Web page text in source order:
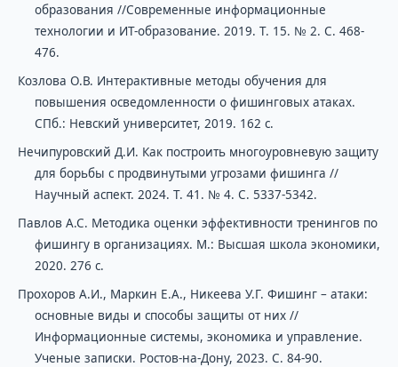
образования //Современные информационные
технологии и ИТ-образование. 2019. Т. 15. № 2. С. 468-
476.
Козлова О.В. Интерактивные методы обучения для
повышения осведомленности о фишинговых атаках.
СПб.: Невский университет, 2019. 162 с.
Нечипуровский Д.И. Как построить многоуровневую защиту
для борьбы с продвинутыми угрозами фишинга //
Научный аспект. 2024. Т. 41. № 4. С. 5337-5342.
Павлов А.С. Методика оценки эффективности тренингов по
фишингу в организациях. М.: Высшая школа экономики,
2020. 276 с.
Прохоров А.И., Маркин Е.А., Никеева У.Г. Фишинг – атаки:
основные виды и способы защиты от них //
Информационные системы, экономика и управление.
Ученые записки. Ростов-на-Дону, 2023. С. 84-90.